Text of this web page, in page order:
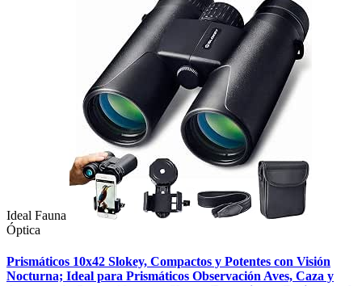
Ideal Fauna
Óptica
Prismáticos 10x42 Slokey, Compactos y Potentes con Visión
Nocturna; Ideal para Prismáticos Observación Aves, Caza y